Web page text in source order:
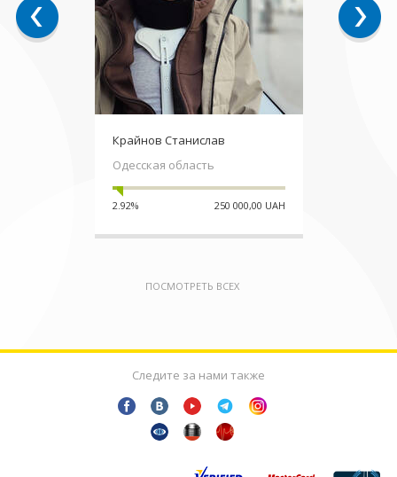
ПОСМОТРЕТЬ ВСЕХ
Крайнов Станислав
Одесская область
2.92% 250 000,00 UAH
Следите за нами также